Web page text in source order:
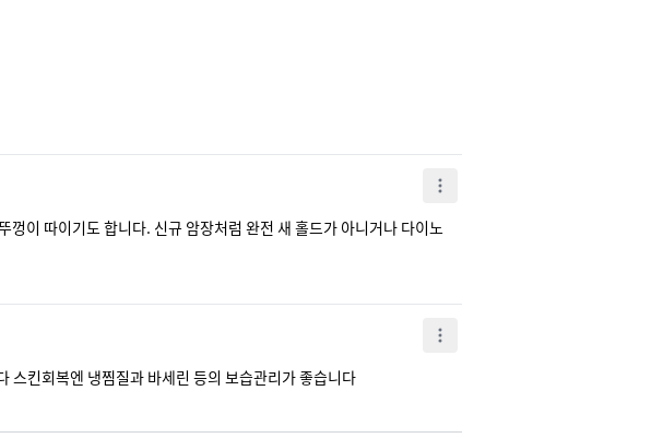
이 따이기도 합니다. 신규 암장처럼 완전 새 홀드가 아니거나 다이노
스킨회복엔 냉찜질과 바세린 등의 보습관리가 좋습니다